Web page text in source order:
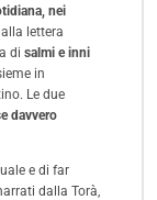
nei
lettera
di salmi e inni
in
Le due
davvero
e di far
dalla Torà,